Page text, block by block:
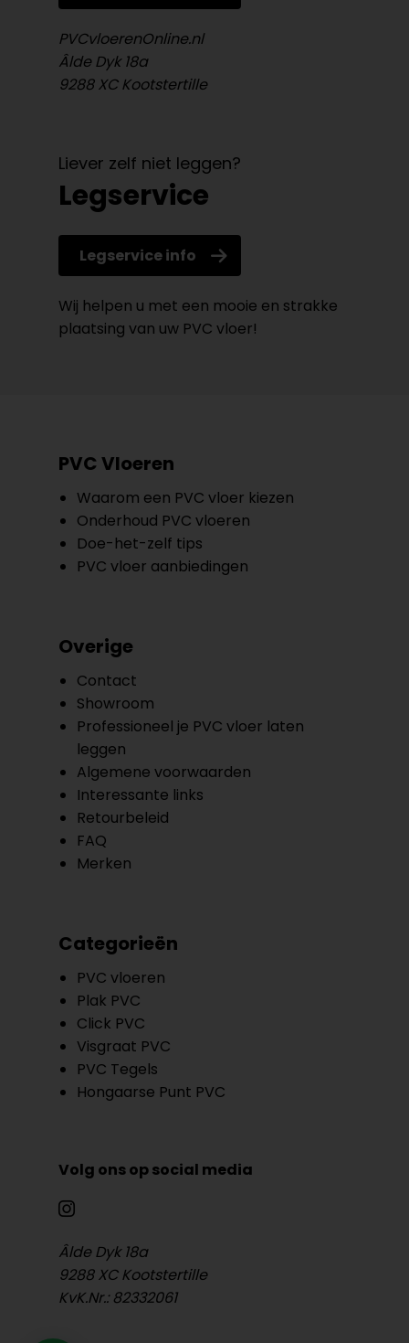
PVCvloerenOnline.nl
Âlde Dyk 18a
9288 XC Kootstertille
Liever zelf niet leggen?
Legservice
Legservice info
Wij helpen u met een mooie en strakke
plaatsing van uw PVC vloer!
PVC Vloeren
Waarom een PVC vloer kiezen
Onderhoud PVC vloeren
Doe-het-zelf tips
PVC vloer aanbiedingen
Overige
Contact
Showroom
Professioneel je PVC vloer laten
leggen
Algemene voorwaarden
Interessante links
Retourbeleid
FAQ
Merken
Categorieën
PVC vloeren
Plak PVC
Click PVC
Visgraat PVC
PVC Tegels
Hongaarse Punt PVC
Volg ons op social media
Âlde Dyk 18a
9288 XC Kootstertille
KvK.Nr.: 82332061